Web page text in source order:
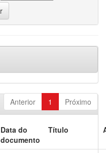
Anterior 1 Próximo
Data do
documento
Título